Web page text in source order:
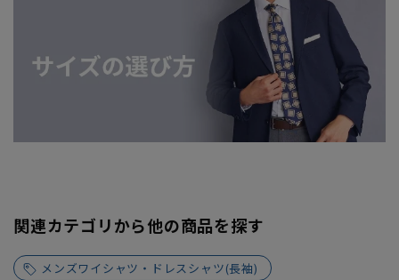
関連カテゴリから他の商品を探す
メンズワイシャツ・ドレスシャツ(長袖)